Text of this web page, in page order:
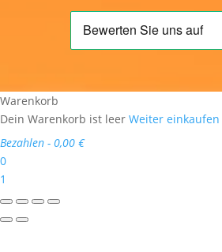
Warenkorb
Dein Warenkorb ist leer Weiter einkaufen
Bezahlen - 0,00 €
0
1